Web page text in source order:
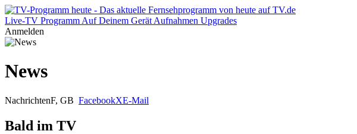
Live-TV Programm Auf Deinem Gerät Aufnahmen Upgrades
Anmelden
News
NachrichtenF, GB FacebookXE-Mail
Bald im TV